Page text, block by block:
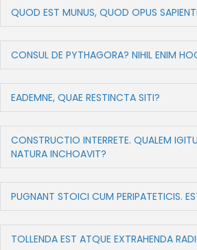
QUOD EST MUNUS, QUOD OPUS
CONSUL DE PYTHAGORA? NIHIL ENIM
EADEMNE, QUAE RESTINCTA SITI?
CONSTRUCTIO INTERRETE. QUALEM
NATURA INCHOAVIT?
PUGNANT STOICI CUM PERIPATETICIS.
TOLLENDA EST ATQUE EXTRAHENDA